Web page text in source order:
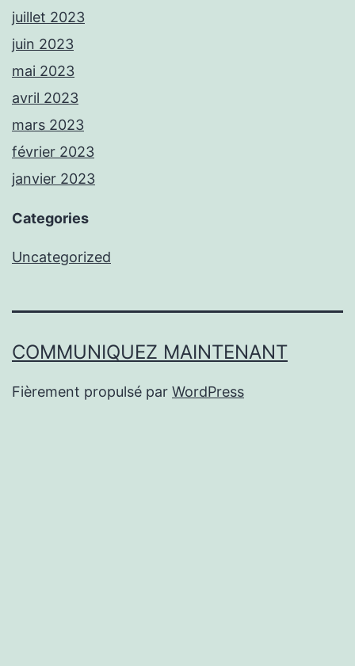
juillet 2023
juin 2023
mai 2023
avril 2023
mars 2023
février 2023
janvier 2023
Categories
Uncategorized
COMMUNIQUEZ MAINTENANT
Fièrement propulsé par WordPress